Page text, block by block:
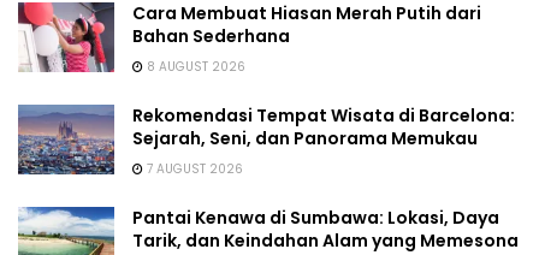
Cara Membuat Hiasan Merah Putih dari
Bahan Sederhana
8 AUGUST 2026
Rekomendasi Tempat Wisata di Barcelona:
Sejarah, Seni, dan Panorama Memukau
7 AUGUST 2026
Pantai Kenawa di Sumbawa: Lokasi, Daya
Tarik, dan Keindahan Alam yang Memesona